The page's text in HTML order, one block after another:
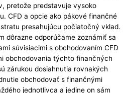
pretože predstavuje vysoko
CFD a opcie ako pákové finančné
presahujúcu počiatočný vklad.
dôrazne odporúčame zoznámiť sa
súvisiacimi s obchodovaním CFD
obchodovania týchto finančných
zárukou dosiahnutia rovnakých
obchodovať s finančnými
jednotlivca a jedine on sám